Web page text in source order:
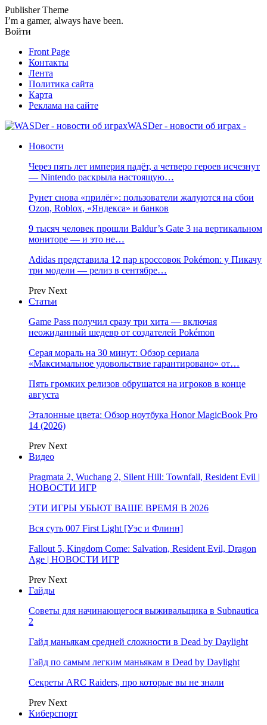
Publisher Theme
I’m a gamer, always have been.
Войти
Front Page
Контакты
Лента
Политика сайта
Карта
Реклама на сайте
WASDer - новости об играх -
Новости
Через пять лет империя падёт, а четверо героев исчезнут
— Nintendo раскрыла настоящую…
Рунет снова «прилёг»: пользователи жалуются на сбои
Ozon, Roblox, «Яндекса» и банков
9 тысяч человек прошли Baldur’s Gate 3 на вертикальном
мониторе — и это не…
Adidas представила 12 пар кроссовок Pokémon: у Пикачу
три модели — релиз в сентябре…
Prev Next
Статьи
Game Pass получил сразу три хита — включая
неожиданный шедевр от создателей Pokémon
Серая мораль на 30 минут: Обзор сериала
«Максимальное удовольствие гарантировано» от…
Пять громких релизов обрушатся на игроков в конце
августа
Эталонные цвета: Обзор ноутбука Honor MagicBook Pro
14 (2026)
Prev Next
Видео
Pragmata 2, Wuchang 2, Silent Hill: Townfall, Resident Evil |
НОВОСТИ ИГР
ЭТИ ИГРЫ УБЬЮТ ВАШЕ ВРЕМЯ В 2026
Вся суть 007 First Light [Уэс и Флинн]
Fallout 5, Kingdom Come: Salvation, Resident Evil, Dragon
Age | НОВОСТИ ИГР
Prev Next
Гайды
Советы для начинающегося выживальщика в Subnautica
2
Гайд маньякам средней сложности в Dead by Daylight
Гайд по самым легким маньякам в Dead by Daylight
Секреты ARC Raiders, про которые вы не знали
Prev Next
Киберспорт